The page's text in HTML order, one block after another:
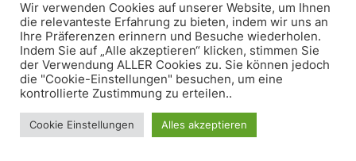
Inspiro WordPress Theme von WPZOOM
Wir verwenden Cookies auf unserer Website, um Ihnen
die relevanteste Erfahrung zu bieten, indem wir uns an
Ihre Präferenzen erinnern und Besuche wiederholen.
Indem Sie auf „Alle akzeptieren“ klicken, stimmen Sie
der Verwendung ALLER Cookies zu. Sie können jedoch
die "Cookie-Einstellungen" besuchen, um eine
kontrollierte Zustimmung zu erteilen..
Cookie Einstellungen Alles akzeptieren